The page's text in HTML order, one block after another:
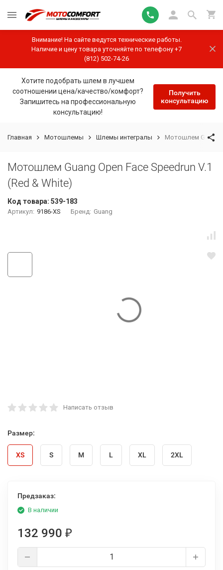
Внимание! На сайте ведутся технические работы.
Наличие и цену товара уточняйте по телефону +7
(812) 502-74-26
Хотите подобрать шлем в лучшем
соотношении цена/качество/комфорт?
Запишитесь на профессиональную
консультацию!
Получить
консультацию
Главная Мотошлемы Шлемы интегралы Мотошлем Guang
Мотошлем Guang Open Face Speedrun V.1
(Red & White)
Код товара: 539-183
Артикул: 9186-XS Бренд: Guang
Написать отзыв
Размер:
XS S M L XL 2XL
Предзаказ:
В наличии
132 990 ₽